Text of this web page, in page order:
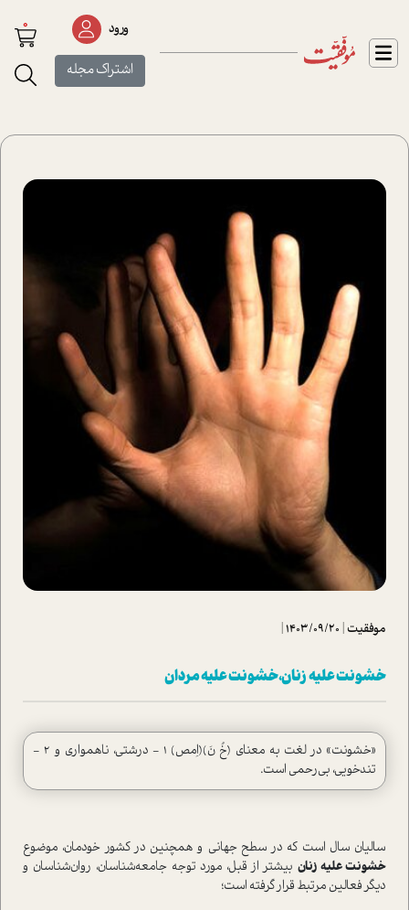
ورود
اشتراک مجله
0
موفقیت|
1403/09/20
|
خشونت علیه زنان، خشونت علیه مردان
«خشونت» در لغت به معنای (خُ نَ)(اِمص) ۱ - درشتی، ناهمواری و ۲ -
تندخویی، بی‌رحمی است.
سالیان سال است که در سطح جهانی و همچنین در کشور خودمان، موضوع
خشونت علیه زنان بیشتر از قبل، مورد توجه جامعه‌شناسان، روان‌شناسان و
دیگر فعالین مرتبط قرار گرفته است؛